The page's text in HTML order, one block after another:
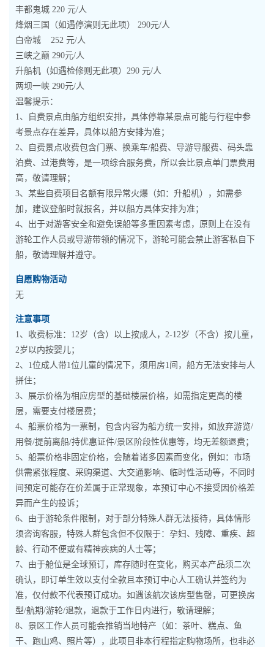
丰都鬼城 220 元/人
烽烟三国（如遇停演则无此项） 290元/人
白帝城 252 元/人
三峡之巅 290元/人
升船机（如遇检修则无此项）290 元/人
两坝一峡 290元/人
温馨提示：
1、自费景点由船方组织安排，具体停靠某景点可能与行程中参
考景点存在差异，具体以船方安排为准；
2、自费景点收费包含门票、换乘车/船费、导游导服费、码头靠
泊费、过港费等，是一项综合服务费，所以会比景点单门票费用
高，敬请理解；
3、某些自费项目名额有限异常火爆（如：升船机），如需参
加，建议登船时就报名，并以船方具体安排为准；
4、出于对游客安全和避免误船等多重因素考虑，原则上在没有
游轮工作人员或导游带领的情况下，游轮可能会禁止游客私自下
船，敬请理解并遵守。
自愿购物活动
无
注意事项
1、收费标准：12岁（含）以上按成人，2-12岁（不含）按儿童，
2岁以内按婴儿；
2、1位成人带1位儿童的情况下，须用房1间，船方无法安排与人
拼住；
3、展示价格为相应房型的基础楼层价格，如需指定更高的楼
层，需要支付楼层费；
4、船票价格为一票制，包含内容为船方统一安排，如放弃游览/
用餐/提前离船/持优惠证件/景区阶段性优惠等，均无差额退费；
5、船票价格非固定价格，会随着诸多因素而变化，例如：市场
供需紧张程度、采购渠道、大交通影响、临时性活动等，不同时
间预定可能存在价差属于正常现象，本预订中心不接受因价格差
异而产生的投诉；
6、由于游轮条件限制，对于部分特殊人群无法接待，具体情形
须咨询客服，特殊人群包含但不仅限于：孕妇、残障、重疾、超
龄、行动不便或有精神疾病的人士等；
7、由于舱位是全球预订，库存随时在变化，购买本产品须二次
确认，即订单生效以支付全款且本预订中心人工确认并签约为
准，仅付款不代表预订成功。如遇该航次该房型售罄，可更换房
型/航期/游轮/退款，退款于工作日内进行，敬请理解；
8、景区工作人员可能会推销当地特产（如：茶叶、糕点、鱼
干、跑山鸡、照片等），此项目非本行程指定购物场所，也非必